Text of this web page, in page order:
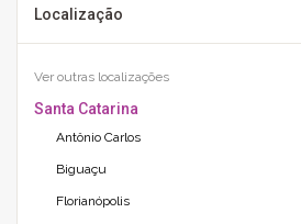
Localização
Ver outras localizações
Santa Catarina
Antônio Carlos
Biguaçu
Florianópolis